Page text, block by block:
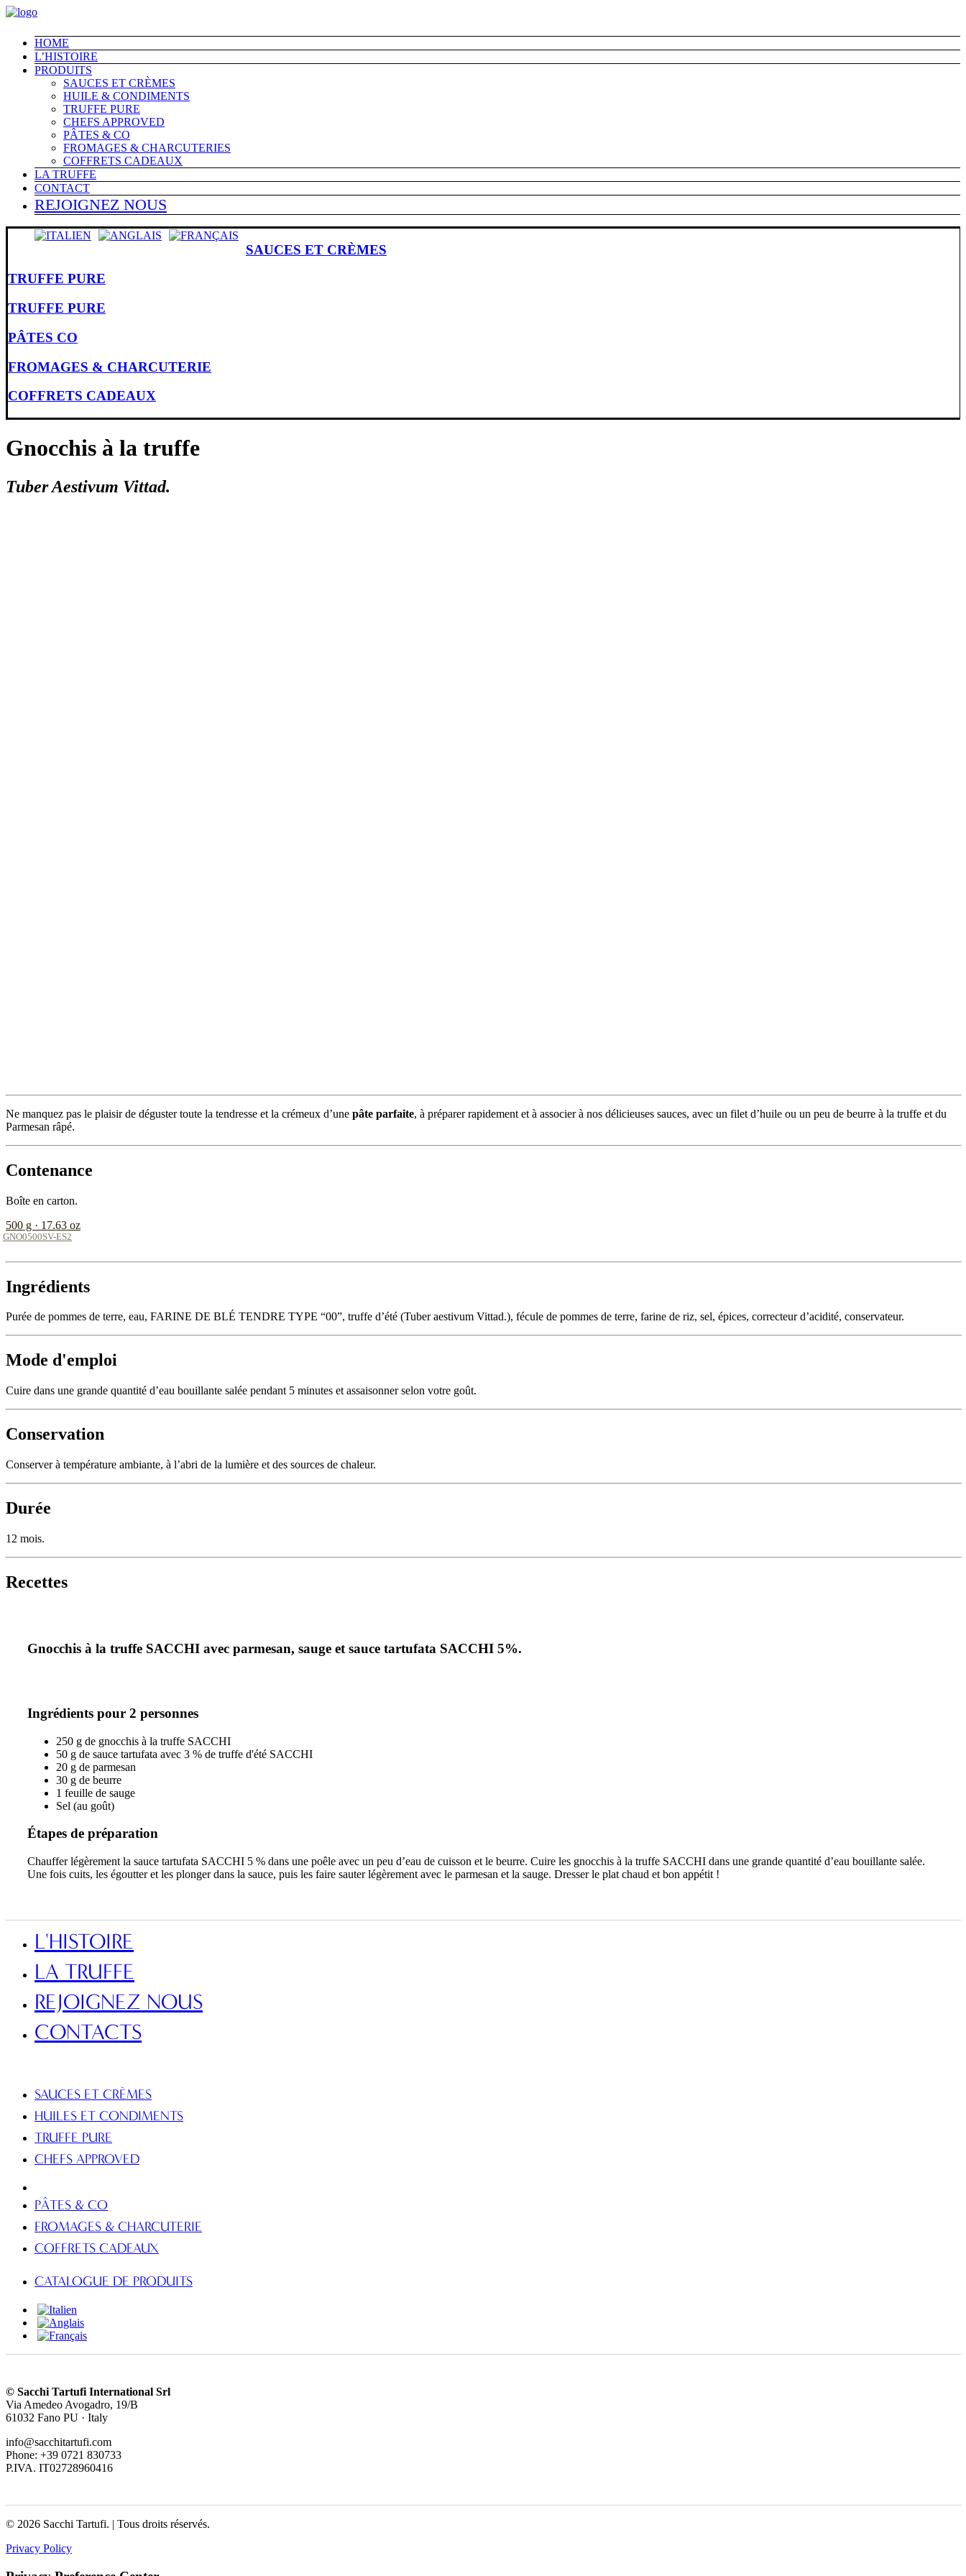
HOME
L’HISTOIRE
PRODUITS
SAUCES ET CRÈMES
HUILE & CONDIMENTS
TRUFFE PURE
CHEFS APPROVED
PÂTES & CO
FROMAGES & CHARCUTERIES
COFFRETS CADEAUX
LA TRUFFE
CONTACT
REJOIGNEZ NOUS
SAUCES ET CRÈMES
TRUFFE PURE
TRUFFE PURE
PÂTES CO
FROMAGES & CHARCUTERIE
COFFRETS CADEAUX
Gnocchis à la truffe
Tuber Aestivum Vittad.
Ne manquez pas le plaisir de déguster toute la tendresse et la crémeux d’une pâte parfaite, à préparer rapidement et à associer à nos délicieuses sauces, avec un filet d’huile ou un peu de beurre à la truffe et du
Parmesan râpé.
Contenance
Boîte en carton.
500 g · 17.63 oz
GNO0500SV-ES2
Ingrédients
Purée de pommes de terre, eau, FARINE DE BLÉ TENDRE TYPE “00”, truffe d’été (Tuber aestivum Vittad.), fécule de pommes de terre, farine de riz, sel, épices, correcteur d’acidité, conservateur.
Mode d'emploi
Cuire dans une grande quantité d’eau bouillante salée pendant 5 minutes et assaisonner selon votre goût.
Conservation
Conserver à température ambiante, à l’abri de la lumière et des sources de chaleur.
Durée
12 mois.
Recettes
Gnocchis à la truffe SACCHI avec parmesan, sauge et sauce tartufata SACCHI 5%.
Ingrédients pour 2 personnes
250 g de gnocchis à la truffe SACCHI
50 g de sauce tartufata avec 3 % de truffe d'été SACCHI
20 g de parmesan
30 g de beurre
1 feuille de sauge
Sel (au goût)
Étapes de préparation
Chauffer légèrement la sauce tartufata SACCHI 5 % dans une poêle avec un peu d’eau de cuisson et le beurre. Cuire les gnocchis à la truffe SACCHI dans une grande quantité d’eau bouillante salée.
Une fois cuits, les égoutter et les plonger dans la sauce, puis les faire sauter légèrement avec le parmesan et la sauge. Dresser le plat chaud et bon appétit !
L'HISTOIRE
LA TRUFFE
REJOIGNEZ NOUS
CONTACTS
SAUCES ET CRÈMES
HUILES ET CONDIMENTS
TRUFFE PURE
CHEFS APPROVED
PÂTES & CO
FROMAGES & CHARCUTERIE
COFFRETS CADEAUX
CATALOGUE DE PRODUITS
© Sacchi Tartufi International Srl
Via Amedeo Avogadro, 19/B
61032 Fano PU · Italy
info@sacchitartufi.com
Phone: +39 0721 830733
P.IVA. IT02728960416
© 2026 Sacchi Tartufi. | Tous droits réservés.
Privacy Policy